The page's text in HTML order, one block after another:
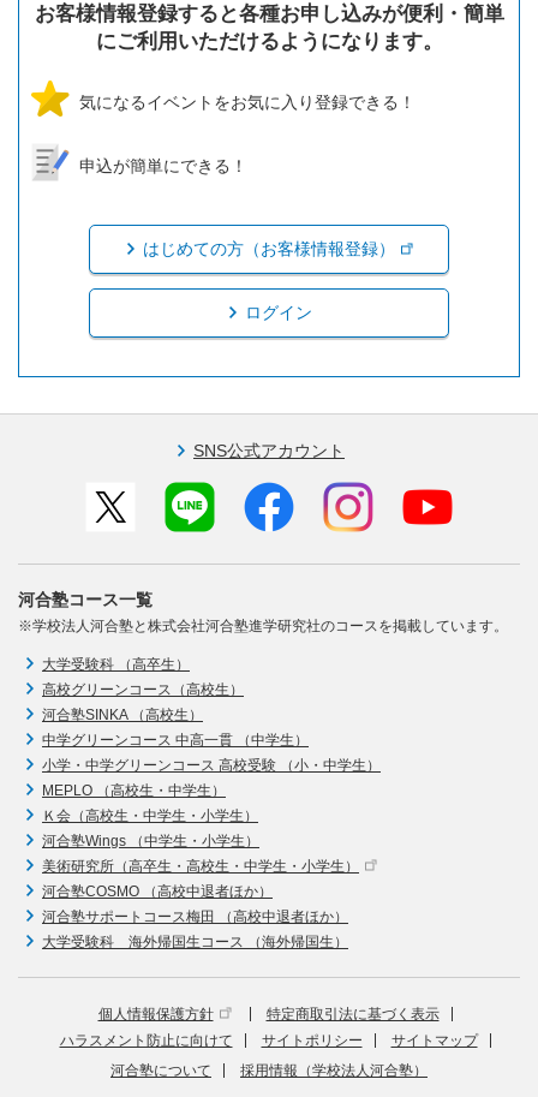
お客様情報登録すると各種お申し込みが便利・簡単
にご利用いただけるようになります。
気になるイベントをお気に入り登録できる！
申込が簡単にできる！
はじめての方（お客様情報登録）
ログイン
SNS公式アカウント
河合塾コース一覧
※学校法人河合塾と株式会社河合塾進学研究社のコースを掲載しています。
大学受験科 （高卒生）
高校グリーンコース（高校生）
河合塾SINKA （高校生）
中学グリーンコース 中高一貫 （中学生）
小学・中学グリーンコース 高校受験 （小・中学生）
MEPLO （高校生・中学生）
Ｋ会（高校生・中学生・小学生）
河合塾Wings （中学生・小学生）
美術研究所（高卒生・高校生・中学生・小学生）
河合塾COSMO （高校中退者ほか）
河合塾サポートコース梅田 （高校中退者ほか）
大学受験科 海外帰国生コース （海外帰国生）
個人情報保護方針
特定商取引法に基づく表示
ハラスメント防止に向けて
サイトポリシー
サイトマップ
河合塾について
採用情報（学校法人河合塾）